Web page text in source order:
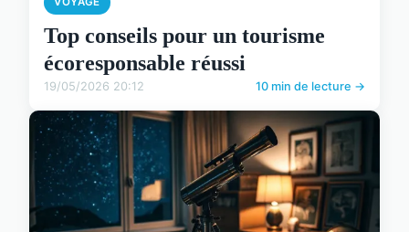
Top conseils pour un tourisme
écoresponsable réussi
19/05/2026 20:12 10 min de lecture →